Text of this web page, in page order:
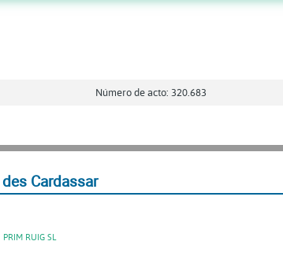
Número de acto: 320.683
Cardassar
PRIM RUIG SL